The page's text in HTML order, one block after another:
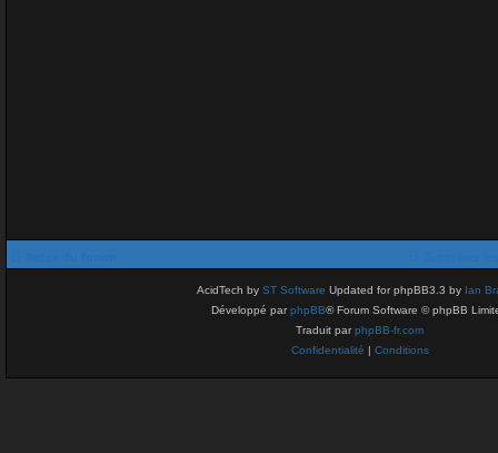
AcidTech by ST Software Updated for phpBB3.3 by Ian
Développé parphpBB® Forum Software © phpBB
Traduit parphpBB-fr.com
Confidentialité | Conditions